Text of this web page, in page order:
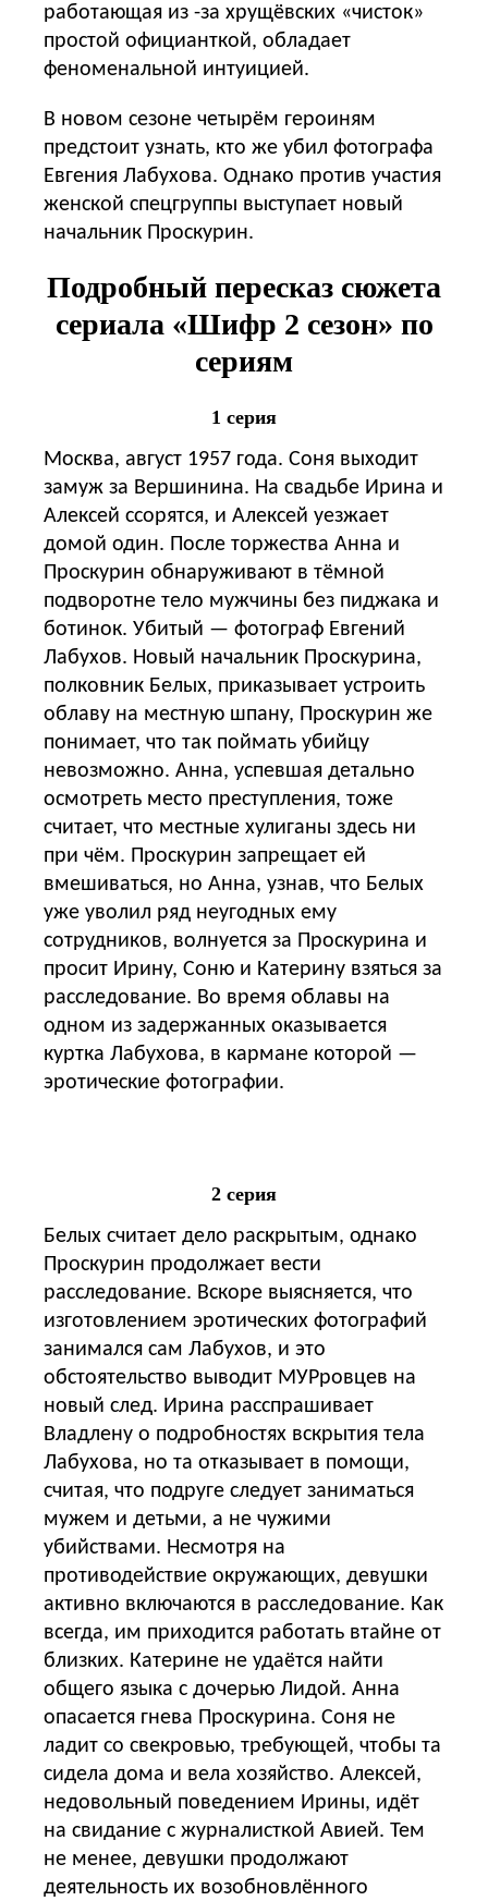
работающая из -за хрущёвских «чисток»
простой официанткой, обладает
феноменальной интуицией.
В новом сезоне четырём героиням
предстоит узнать, кто же убил фотографа
Евгения Лабухова. Однако против участия
женской спецгруппы выступает новый
начальник Проскурин.
Подробный пересказ сюжета
сериала «Шифр 2 сезон» по
сериям
1 серия
Москва, август 1957 года. Соня выходит
замуж за Вершинина. На свадьбе Ирина и
Алексей ссорятся, и Алексей уезжает
домой один. После торжества Анна и
Проскурин обнаруживают в тёмной
подворотне тело мужчины без пиджака и
ботинок. Убитый — фотограф Евгений
Лабухов. Новый начальник Проскурина,
полковник Белых, приказывает устроить
облаву на местную шпану, Проскурин же
понимает, что так поймать убийцу
невозможно. Анна, успевшая детально
осмотреть место преступления, тоже
считает, что местные хулиганы здесь ни
при чём. Проскурин запрещает ей
вмешиваться, но Анна, узнав, что Белых
уже уволил ряд неугодных ему
сотрудников, волнуется за Проскурина и
просит Ирину, Соню и Катерину взяться за
расследование. Во время облавы на
одном из задержанных оказывается
куртка Лабухова, в кармане которой —
эротические фотографии.
2 серия
Белых считает дело раскрытым, однако
Проскурин продолжает вести
расследование. Вскоре выясняется, что
изготовлением эротических фотографий
занимался сам Лабухов, и это
обстоятельство выводит МУРровцев на
новый след. Ирина расспрашивает
Владлену о подробностях вскрытия тела
Лабухова, но та отказывает в помощи,
считая, что подруге следует заниматься
мужем и детьми, а не чужими
убийствами. Несмотря на
противодействие окружающих, девушки
активно включаются в расследование. Как
всегда, им приходится работать втайне от
близких. Катерине не удаётся найти
общего языка с дочерью Лидой. Анна
опасается гнева Проскурина. Соня не
ладит со свекровью, требующей, чтобы та
сидела дома и вела хозяйство. Алексей,
недовольный поведением Ирины, идёт
на свидание с журналисткой Авией. Тем
не менее, девушки продолжают
деятельность их возобновлённого